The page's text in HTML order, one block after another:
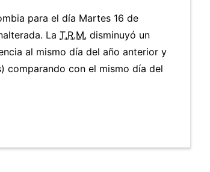
para el día Martes 16 de
La T.R.M. disminuyó un
al mismo día del año anterior y
comparando con el mismo día del